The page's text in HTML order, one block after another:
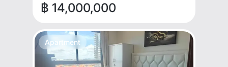
฿ 14,000,000
Apartment